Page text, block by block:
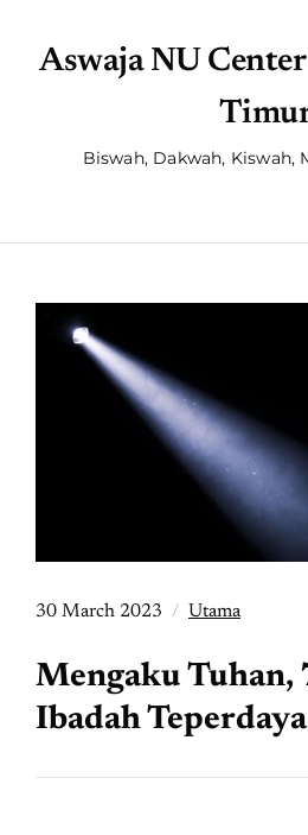
Aswaja NU
Biswah, Dakwah, Kiswah,
30 March 2023 Utama
Mengaku Tuhan,
Ibadah